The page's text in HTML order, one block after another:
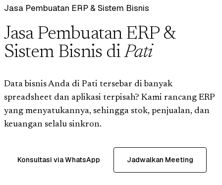
Jasa Pembuatan ERP & Sistem Bisnis
Jasa Pembuatan ERP &
Sistem Bisnis diPati
Data bisnis Anda di Pati tersebar di banyak
spreadsheet dan aplikasi terpisah? Kami rancang ERP
yang menyatukannya, sehingga stok, penjualan, dan
keuangan selalu sinkron.
Konsultasi via WhatsApp Jadwalkan Meeting